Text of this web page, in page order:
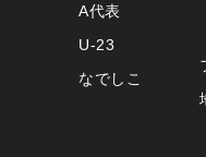
A代表
U-23
なでしこ